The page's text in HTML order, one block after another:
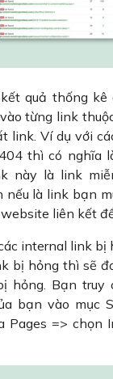
quả thống kê
từng link
link. Ví dụ với
thì có nghĩa
này là link
nếu là link bạn
liên kết
internal link
bị hỏng thì sẽ
hỏng. Bạn truy
bạn vào mục
Pages => chọn